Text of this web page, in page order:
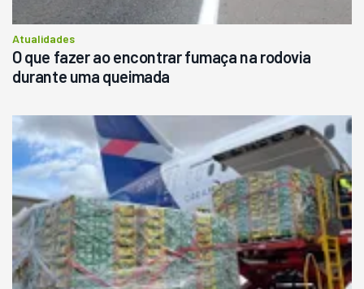
Atualidades
O que fazer ao encontrar fumaça na rodovia
durante uma queimada